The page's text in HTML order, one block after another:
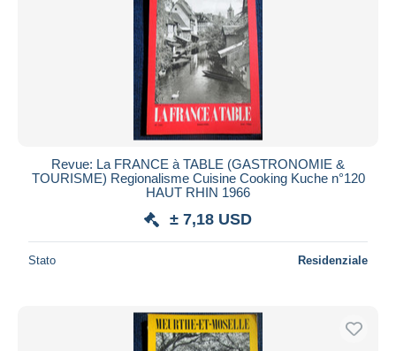
Revue: La FRANCE à TABLE (GASTRONOMIE &
TOURISME) Regionalisme Cuisine Cooking Kuche n°120
HAUT RHIN 1966
± 7,18 USD
Stato Residenziale